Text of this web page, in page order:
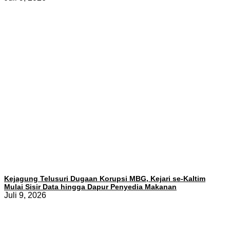
Kejagung Telusuri Dugaan Korupsi MBG, Kejari se-Kaltim
Mulai Sisir Data hingga Dapur Penyedia Makanan
Juli 9, 2026